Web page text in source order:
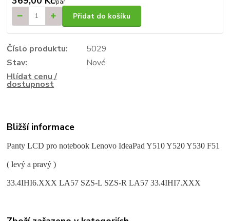
/pár
Přidat do košíku
Číslo produktu:
5029
Stav:
Nové
Hlídat cenu /
dostupnost
Bližší informace
Panty LCD pro notebook Lenovo IdeaPad Y510 Y520 Y530 F51
( levý a pravý )
33.4IHI6.XXX LA57 SZS-L SZS-R LA57 33.4IHI7.XXX